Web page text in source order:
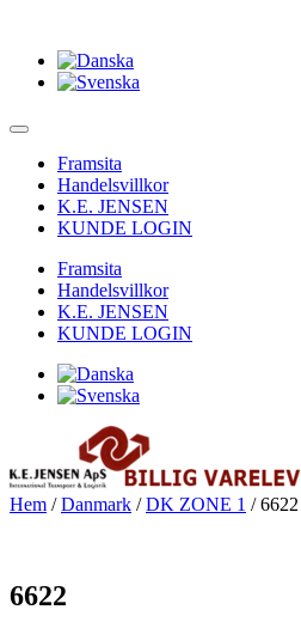
Framsita
Handelsvillkor
K.E. JENSEN
KUNDE LOGIN
Framsita
Handelsvillkor
K.E. JENSEN
KUNDE LOGIN
Hem /Danmark /DK ZONE 1 / 6622
6622